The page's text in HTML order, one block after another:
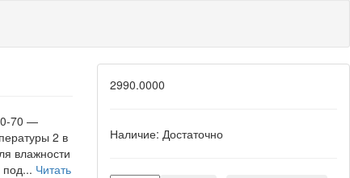
70 —
2 в
влажности
Читать
2990.0000
Наличие: Достаточно